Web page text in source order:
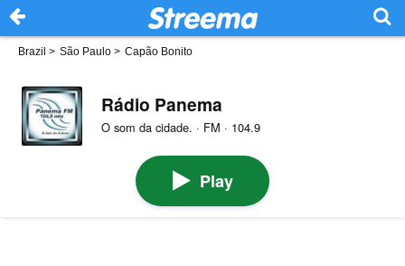
Brazil > São Paulo > Capão Bonito
Rádio Panema
O som da cidade. · FM · 104.9
Play